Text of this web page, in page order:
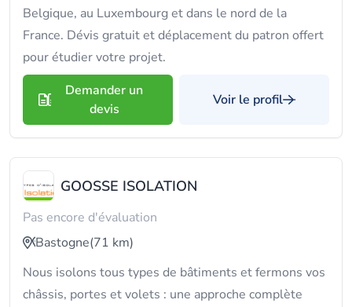
Belgique, au Luxembourg et dans le nord de la
France. Dévis gratuit et déplacement du patron offert
pour étudier votre projet.
Demander un
devis
Voir le profil
GOOSSE ISOLATION
Pas encore d'évaluation
Bastogne(71 km)
Nous isolons tous types de bâtiments et fermons vos
châssis, portes et volets : une approche complète